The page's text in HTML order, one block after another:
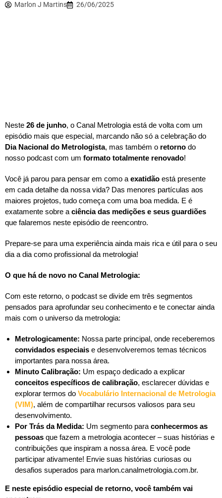
Marlon J Martins 26/06/2025
Neste 26 de junho, o Canal Metrologia está de volta com um
episódio mais que especial, marcando não só a celebração do
Dia Nacional do Metrologista, mas também o retorno do
nosso podcast com um formato totalmente renovado!
Você já parou para pensar em como a exatidão está presente
em cada detalhe da nossa vida? Das menores partículas aos
maiores projetos, tudo começa com uma boa medida. E é
exatamente sobre a ciência das medições e seus guardiões
que falaremos neste episódio de reencontro.
Prepare-se para uma experiência ainda mais rica e útil para o seu
dia a dia como profissional da metrologia!
O que há de novo no Canal Metrologia:
Com este retorno, o podcast se divide em três segmentos
pensados para aprofundar seu conhecimento e te conectar ainda
mais com o universo da metrologia:
Metrologicamente: Nossa parte principal, onde receberemos
convidados especiais e desenvolveremos temas técnicos
importantes para nossa área.
Minuto Calibração: Um espaço dedicado a explicar
conceitos específicos de calibração, esclarecer dúvidas e
explorar termos do Vocabulário Internacional de Metrologia
(VIM), além de compartilhar recursos valiosos para seu
desenvolvimento.
Por Trás da Medida: Um segmento para conhecermos as
pessoas que fazem a metrologia acontecer – suas histórias e
contribuições que inspiram a nossa área. E você pode
participar ativamente! Envie suas histórias curiosas ou
desafios superados para marlon.canalmetrologia.com.br.
E neste episódio especial de retorno, você também vai